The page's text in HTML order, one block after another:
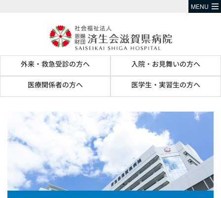
外来・救急受診の方へ 入院・お見舞いの方へ
医療関係者の方へ 医学生・実習生の方へ
MENU